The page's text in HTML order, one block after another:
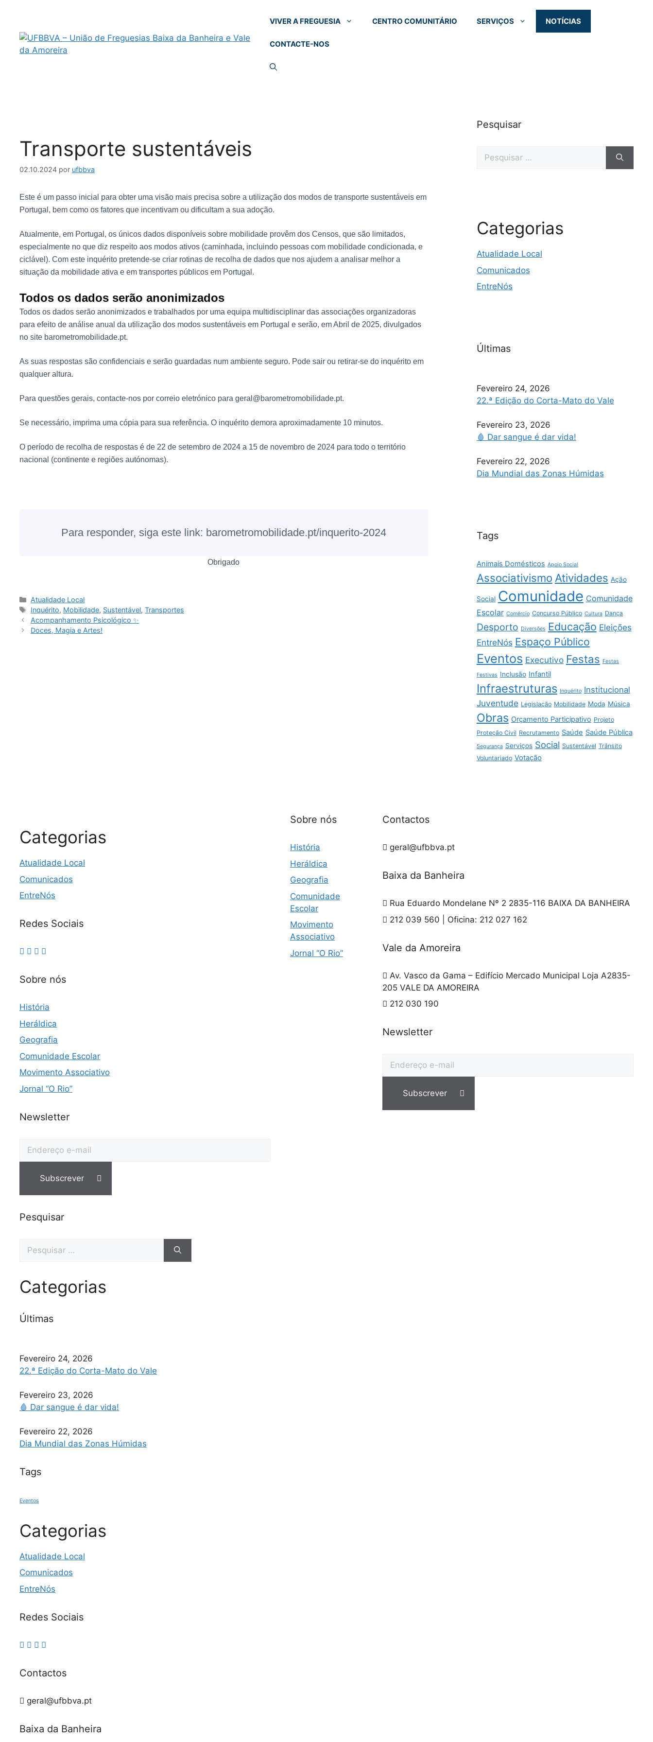
VIVER A FREGUESIA CENTRO COMUNITÁRIO SERVIÇOS NOTÍCIAS
CONTACTE-NOS
Transporte sustentáveis
02.10.2024 por ufbbva
Este é um passo inicial para obter uma visão mais precisa sobre a utilização dos modos de transporte sustentáveis em
Portugal, bem como os fatores que incentivam ou dificultam a sua adoção.
Atualmente, em Portugal, os únicos dados disponíveis sobre mobilidade provêm dos Censos, que são limitados,
especialmente no que diz respeito aos modos ativos (caminhada, incluindo pessoas com mobilidade condicionada, e
ciclável). Com este inquérito pretende-se criar rotinas de recolha de dados que nos ajudem a analisar melhor a
situação da mobilidade ativa e em transportes públicos em Portugal.
Todos os dados serão anonimizados
Todos os dados serão anonimizados e trabalhados por uma equipa multidisciplinar das associações organizadoras
para efeito de análise anual da utilização dos modos sustentáveis em Portugal e serão, em Abril de 2025, divulgados
no site barometromobilidade.pt.
As suas respostas são confidenciais e serão guardadas num ambiente seguro. Pode sair ou retirar-se do inquérito em
qualquer altura.
Para questões gerais, contacte-nos por correio eletrónico para geral@barometromobilidade.pt.
Se necessário, imprima uma cópia para sua referência. O inquérito demora aproximadamente 10 minutos.
O período de recolha de respostas é de 22 de setembro de 2024 a 15 de novembro de 2024 para todo o território
nacional (continente e regiões autónomas).
Para responder, siga este link: barometromobilidade.pt/inquerito-2024
Obrigado
Atualidade Local
Inquérito, Mobilidade, Sustentável,Transportes
Acompanhamento Psicológico ✨
Doces, Magia e Artes!
Pesquisar
Categorias
Atualidade Local
Comunicados
EntreNós
Últimas
Fevereiro 24, 2026
22.ª Edição do Corta-Mato do Vale
Fevereiro 23, 2026
🩸 Dar sangue é dar vida!
Fevereiro 22, 2026
Dia Mundial das Zonas Húmidas
Tags
Animais Domésticos Apoio Social
Associativismo Atividades Ação
Social Comunidade Comunidade
Escolar Comércio Concurso Público Cultura Dança
Desporto Diversões Educação Eleições
EntreNós Espaço Público
Eventos Executivo Festas Festas
Festivas Inclusão Infantil
Infraestruturas Inquérito Institucional
Juventude Legislação Mobilidade Moda Música
Obras Orçamento Participativo Projeto
Proteção Civil Recrutamento Saúde Saúde Pública
Segurança Serviços Social Sustentável Trânsito
Voluntariado Votação
Categorias
Atualidade Local
Comunicados
EntreNós
Redes Sociais
Sobre nós
História
Heráldica
Geografia
Comunidade Escolar
Movimento Associativo
Jornal “O Rio”
Newsletter
Pesquisar
Categorias
Últimas
Fevereiro 24, 2026
22.ª Edição do Corta-Mato do Vale
Fevereiro 23, 2026
🩸 Dar sangue é dar vida!
Fevereiro 22, 2026
Dia Mundial das Zonas Húmidas
Tags
Eventos
Categorias
Atualidade Local
Comunicados
EntreNós
Redes Sociais
Contactos
geral@ufbbva.pt
Baixa da Banheira
Sobre nós
História
Heráldica
Geografia
Comunidade
Escolar
Movimento
Associativo
Jornal “O Rio”
Contactos
geral@ufbbva.pt
Baixa da Banheira
Rua Eduardo Mondelane Nº 2 2835-116 BAIXA DA BANHEIRA
212 039 560 | Oficina: 212 027 162
Vale da Amoreira
Av. Vasco da Gama – Edifício Mercado Municipal Loja A2835-
205 VALE DA AMOREIRA
212 030 190
Newsletter